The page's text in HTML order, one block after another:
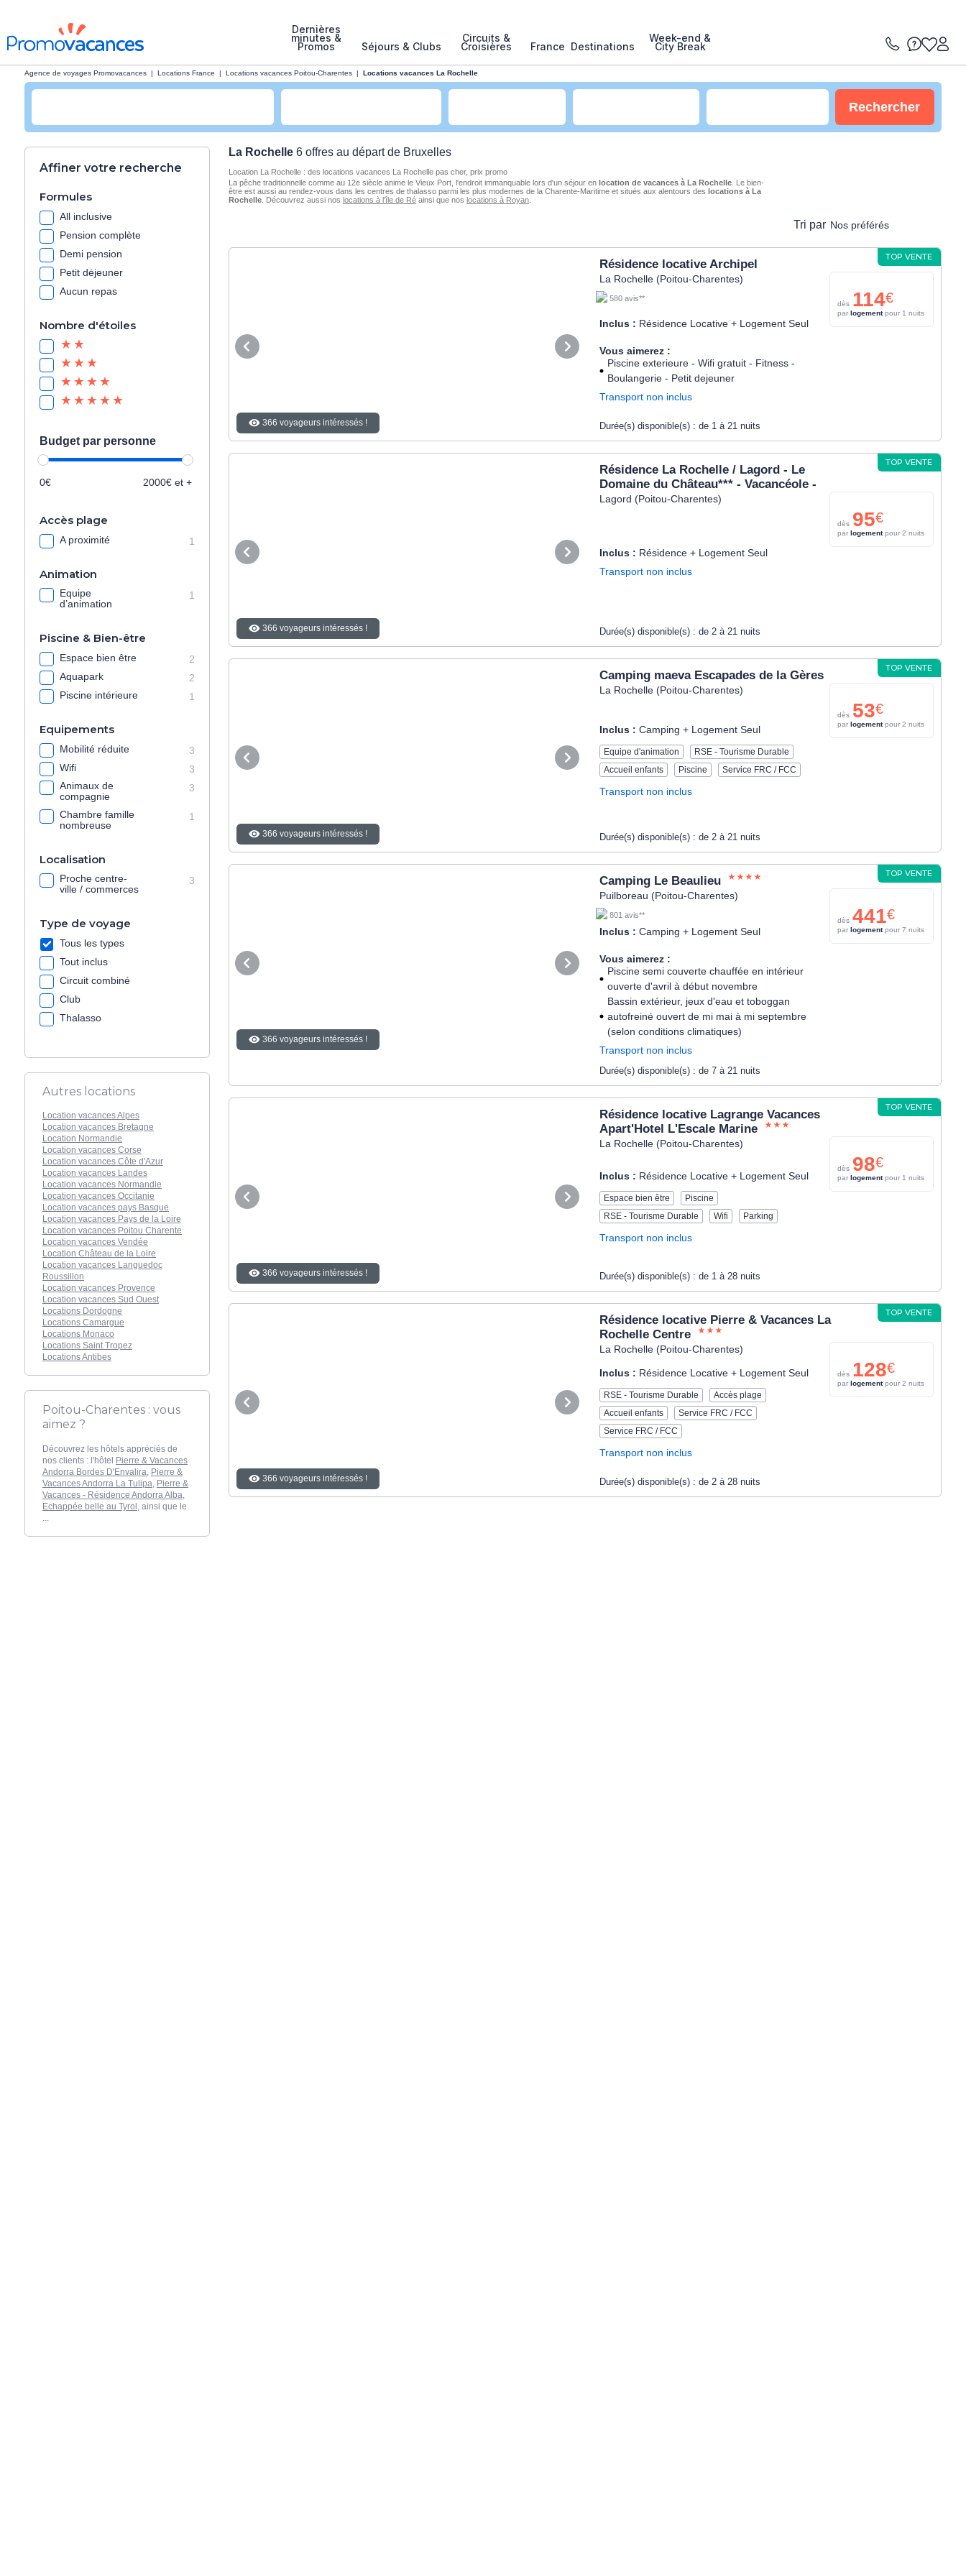
Dernières
minutes &
Promos Séjours & Clubs
Circuits &
Croisières France Destinations
Week-end &
City Break
Agence de voyages Promovacances Locations France Locations vacances Poitou-Charentes Locations vacances La Rochelle
Rechercher
La Rochelle 6 offres au départ de Bruxelles
Location La Rochelle : des locations vacances La Rochelle pas cher, prix promo
La pêche traditionnelle comme au 12e siècle anime le Vieux Port, l'endroit immanquable lors d'un séjour en location de vacances à La Rochelle. Le bien-
être est aussi au rendez-vous dans les centres de thalasso parmi les plus modernes de la Charente-Maritime et situés aux alentours des locations à La
Rochelle. Découvrez aussi nos locations à l'île de Réainsi que nos locations à Royan.
Nos préférés
Tri par
TOP VENTE
366 voyageurs intéressés !
Résidence locative Archipel
La Rochelle (Poitou-Charentes)
580 avis**
Inclus : Résidence Locative + Logement Seul
Vous aimerez :
Piscine exterieure - Wifi gratuit - Fitness -
Boulangerie - Petit dejeuner
Transport non inclus
Durée(s) disponible(s) : de 1 à 21 nuits
dès 114€
par logementpour 1 nuits
TOP VENTE
366 voyageurs intéressés !
Résidence La Rochelle / Lagord - Le
Domaine du Château*** - Vacancéole -
Lagord (Poitou-Charentes)
Inclus : Résidence + Logement Seul
Transport non inclus
Durée(s) disponible(s) : de 2 à 21 nuits
dès 95€
par logementpour 2 nuits
TOP VENTE
366 voyageurs intéressés !
Camping maeva Escapades de la Gères
La Rochelle (Poitou-Charentes)
Inclus : Camping + Logement Seul
Equipe d'animation
RSE - Tourisme Durable
Accueil enfants
Piscine Service FRC / FCC
Transport non inclus
Durée(s) disponible(s) : de 2 à 21 nuits
dès 53€
par logementpour 2 nuits
TOP VENTE
366 voyageurs intéressés !
Camping Le Beaulieu
Puilboreau (Poitou-Charentes)
801 avis**
Inclus : Camping + Logement Seul
Vous aimerez :
Piscine semi couverte chauffée en intérieur
ouverte d'avril à début novembre
Bassin extérieur, jeux d'eau et toboggan
autofreiné ouvert de mi mai à mi septembre
(selon conditions climatiques)
Transport non inclus
Durée(s) disponible(s) : de 7 à 21 nuits
dès 441€
par logementpour 7 nuits
TOP VENTE
366 voyageurs intéressés !
Résidence locative Lagrange Vacances
Apart'Hotel L'Escale Marine
La Rochelle (Poitou-Charentes)
Inclus : Résidence Locative + Logement Seul
Espace bien être
Piscine
RSE - Tourisme Durable
Wifi Parking
Transport non inclus
Durée(s) disponible(s) : de 1 à 28 nuits
dès 98€
par logementpour 1 nuits
TOP VENTE
366 voyageurs intéressés !
Résidence locative Pierre & Vacances La
Rochelle Centre
La Rochelle (Poitou-Charentes)
Inclus : Résidence Locative + Logement Seul
RSE - Tourisme Durable
Accès plage
Accueil enfants
Service FRC / FCC
Service FRC / FCC
Transport non inclus
Durée(s) disponible(s) : de 2 à 28 nuits
dès 128€
par logementpour 2 nuits
Affiner votre recherche
Formules
All inclusive
Pension complète
Demi pension
Petit dėjeuner
Aucun repas
Nombre d'étoiles
Budget par personne
0€ 2000€ et +
Accès plage
A proximité 1
Animation
Equipe
d’animation
1
Piscine & Bien-être
Espace bien être
2
Aquapark
2
Piscine intérieure
1
Equipements
Mobilité réduite
3
Wifi
3
Animaux de
compagnie
3
Chambre famille
nombreuse
1
Localisation
Proche centre-
ville / commerces
3
Type de voyage
Tous les types
Tout inclus
Circuit combiné
Club
Thalasso
Autres locations
Location vacances Alpes
Location vacances Bretagne
Location Normandie
Location vacances Corse
Location vacances Côte d'Azur
Location vacances Landes
Location vacances Normandie
Location vacances Occitanie
Location vacances pays Basque
Location vacances Pays de la Loire
Location vacances Poitou Charente
Location vacances Vendée
Location Château de la Loire
Location vacances Languedoc
Roussillon
Location vacances Provence
Location vacances Sud Ouest
Locations Dordogne
Locations Camargue
Locations Monaco
Locations Saint Tropez
Locations Antibes
Poitou-Charentes : vous
aimez ?
Découvrez les hôtels appréciés de
nos clients : l'hôtel Pierre & Vacances
Andorra Bordes D'Envalira Pierre &
Vacances Andorra La Tulipa Pierre &
Vacances - Résidence Andorra Alba
Echappée belle au Tyrol , ainsi que le